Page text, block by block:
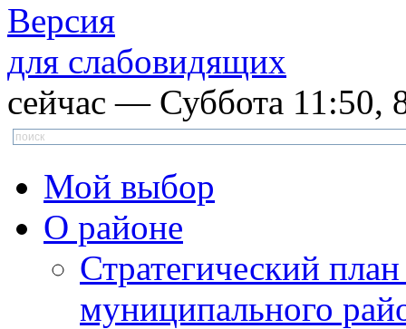
Версия
для слабовидящих
сейчас — Суббота 11:50,
Мой выбор
О районе
Стратегический
муниципального